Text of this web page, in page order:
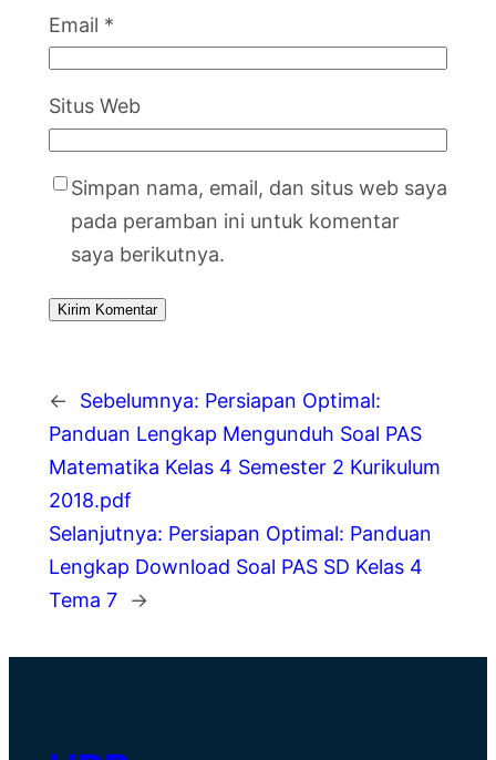
Email *
Situs Web
Simpan nama, email, dan situs web saya
pada peramban ini untuk komentar
saya berikutnya.
← Sebelumnya: Persiapan Optimal:
Panduan Lengkap Mengunduh Soal PAS
Matematika Kelas 4 Semester 2 Kurikulum
2018.pdf
Selanjutnya: Persiapan Optimal: Panduan
Lengkap Download Soal PAS SD Kelas 4
Tema 7
→